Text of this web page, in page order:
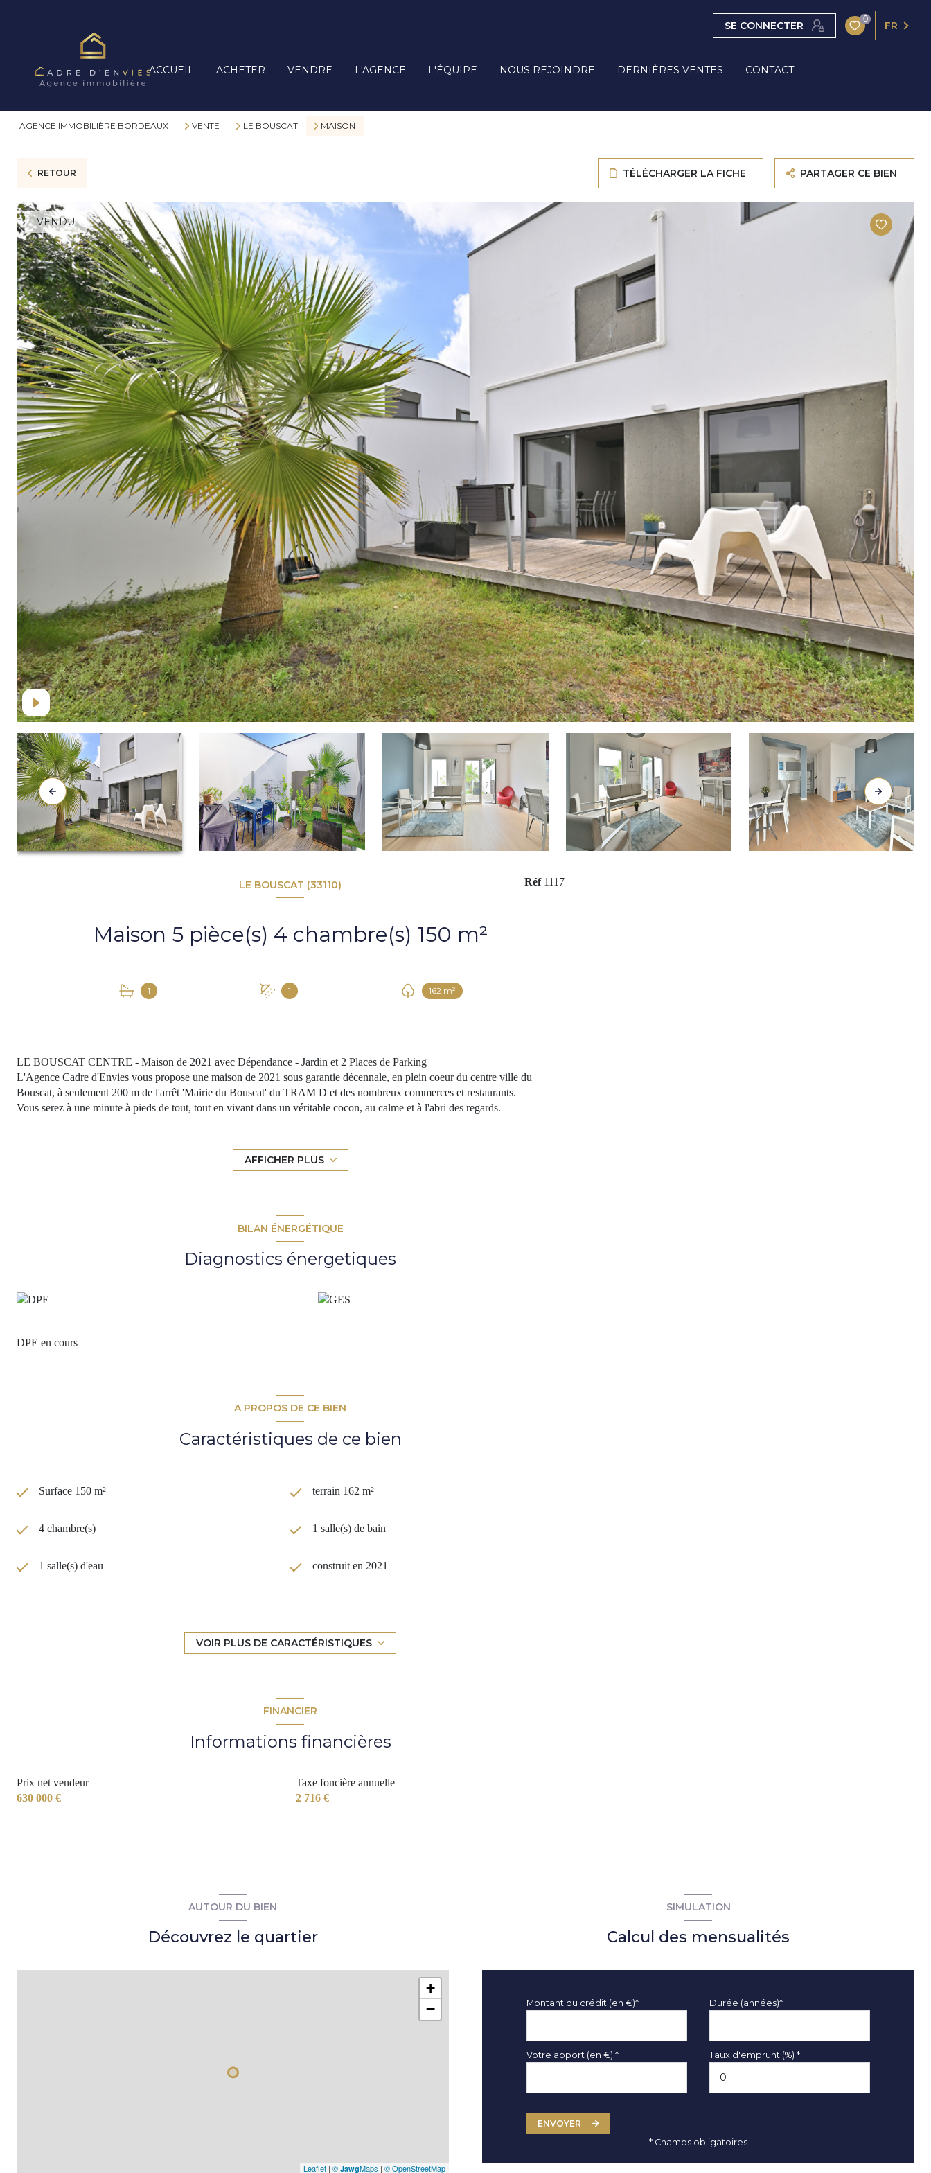
SE CONNECTER
0
FR
ACCUEIL ACHETER VENDRE L'AGENCE L'ÉQUIPE NOUS REJOINDRE DERNIÈRES VENTES CONTACT
AGENCE IMMOBILIÈRE BORDEAUX VENTE LE BOUSCAT MAISON
RETOUR TÉLÉCHARGER LA FICHE PARTAGER CE BIEN
VENDU
LE BOUSCAT (33110)
Maison 5 pièce(s) 4 chambre(s) 150 m²
1 1 162 m²
Réf 1117
LE BOUSCAT CENTRE - Maison de 2021 avec Dépendance - Jardin et 2 Places de Parking
L'Agence Cadre d'Envies vous propose une maison de 2021 sous garantie décennale, en plein coeur du centre ville du
Bouscat, à seulement 200 m de l'arrêt 'Mairie du Bouscat' du TRAM D et des nombreux commerces et restaurants.
Vous serez à une minute à pieds de tout, tout en vivant dans un véritable cocon, au calme et à l'abri des regards.
La maison principale d'environ 115 m2 propose en rez-de-chaussée une vaste pièce de vie avec sa belle cuisine ouverte
À l'étage vous trouverez 3 chambres lumineuses avec placard dont une avec sa salle d'eau, une salle de bain avec baignoire et
DPE A grâce à la combinaison d'une climatisation réversible, d'une chaudière à condensation, d'un chauffe-eau
thermodynamique et d'une excellente isolation.
Nous vous proposons donc de vivre avec tout le confort du moderne, au coeur du Bouscat, pour profiter de l'esprit village qui
y règne.
GES A
Contactez Sylvain Jérémiasz au 06 28 60 08 59 pour plus d'informations. www.cadredenvies.fr
Les informations sur les risques auxquels ce bien est exposé sont disponibles sur demande ou sur le site Géorisques :
Les informations sur les risques auxquels ce bien est exposé sont disponibles sur le site
AFFICHER PLUS
BILAN ÉNERGÉTIQUE
Diagnostics énergetiques
DPE en cours
A PROPOS DE CE BIEN
Caractéristiques de ce bien
Surface 150 m² terrain 162 m²
4 chambre(s) 1 salle(s) de bain
1 salle(s) d'eau construit en 2021
1 côté(s) mitoyen(s)
VOIR PLUS DE CARACTÉRISTIQUES
FINANCIER
Informations financières
Prix net vendeur
630 000 €
Taxe foncière annuelle
2 716 €
AUTOUR DU BIEN
Découvrez le quartier
+
−
Leaflet | © JawgMaps | © OpenStreetMap
SIMULATION
Calcul des mensualités
Montant du crédit (en €)* Durée (années)*
Votre apport (en €) * Taux d'emprunt (%) *
ENVOYER
* Champs obligatoires